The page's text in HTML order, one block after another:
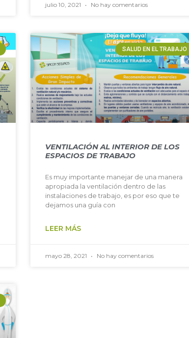
julio 10, 2021 No hay comentarios
SALUD EN EL TRABAJO
VENTILACIÓN AL INTERIOR DE LOS
ESPACIOS DE TRABAJO
Es muy importante manejar de una manera
apropiada la ventilación dentro de las
instalaciones de trabajo, es por eso que te
dejamos una guía con
LEER MÁS
mayo 28, 2021 No hay comentarios